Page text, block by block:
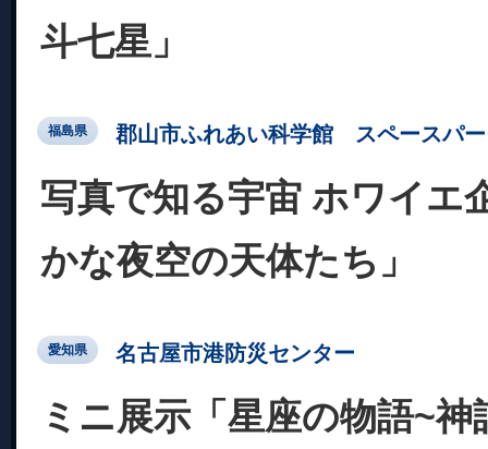
斗七星」
福島県 郡山市ふれあい科学館 スペースパ
写真で知る宇宙 ホワイエ
かな夜空の天体たち」
愛知県 名古屋市港防災センター
ミニ展示「星座の物語~